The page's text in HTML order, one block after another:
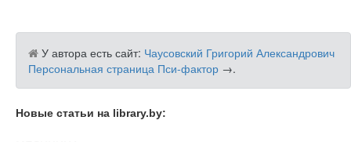
У автора есть сайт: Чаусовский Григорий Александрович
Персональная страница Пси-фактор →.
Новые статьи на library.by: